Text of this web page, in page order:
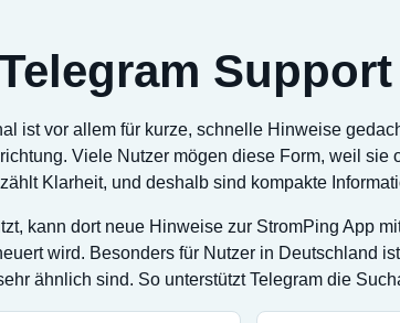
ist vor allem für kurze, schnelle Hinweise
Viele Nutzer mögen diese Form, weil
Klarheit, und deshalb sind kompakte
kann dort neue Hinweise zur StromPing App
wird. Besonders für Nutzer in Deutschland
ähnlich sind. So unterstützt Telegram die